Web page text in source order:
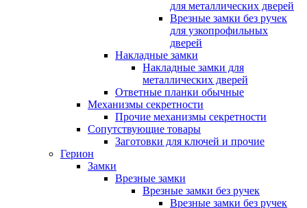
для металлических дверей
Врезные замки без ручек
для узкопрофильных
дверей
Накладные замки
Накладные замки для
металлических дверей
Ответные планки обычные
Механизмы секретности
Прочие механизмы секретности
Сопутствующие товары
Заготовки для ключей и прочие
Герион
Замки
Врезные замки
Врезные замки без ручек
Врезные замки без ручек